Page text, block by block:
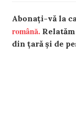
Abonați-vă la
română.
din țară și de